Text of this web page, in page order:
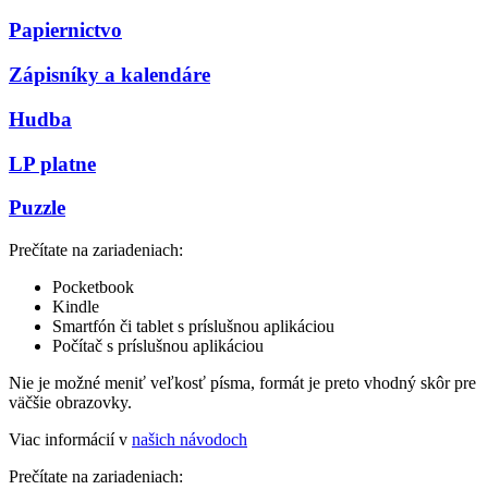
Papiernictvo
Zápisníky a kalendáre
Hudba
LP platne
Puzzle
Prečítate na zariadeniach:
Pocketbook
Kindle
Smartfón či tablet s príslušnou aplikáciou
Počítač s príslušnou aplikáciou
Nie je možné meniť veľkosť písma, formát je preto vhodný skôr pre
väčšie obrazovky.
Viac informácií v našich návodoch
Prečítate na zariadeniach: